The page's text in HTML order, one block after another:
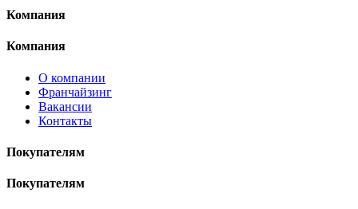
Компания
Компания
О компании
Франчайзинг
Вакансии
Контакты
Покупателям
Покупателям